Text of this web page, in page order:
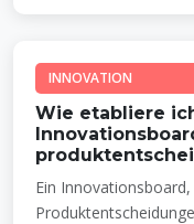
INNOVATION
Wie etabliere
Ein